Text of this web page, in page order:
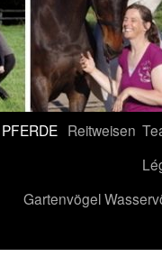
PFERDE Reitweisen
Gartenvögel